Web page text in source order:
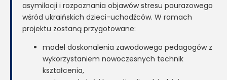
asymilacji i rozpoznania objawów stresu pourazowego
wśród ukraińskich dzieci-uchodźców. W ramach
projektu zostaną przygotowane:
model doskonalenia zawodowego pedagogów z
wykorzystaniem nowoczesnych technik
kształcenia,